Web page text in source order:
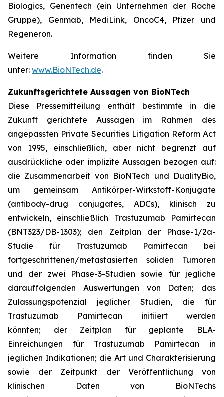
Biologics, Genentech (ein Unternehmen der Roche
Gruppe), Genmab, MediLink, OncoC4, Pfizer und
Regeneron.
Weitere Information finden Sie
unter: www.BioNTech.de.
Zukunftsgerichtete Aussagen von BioNTech
Diese Pressemitteilung enthält bestimmte in die
Zukunft gerichtete Aussagen im Rahmen des
angepassten Private Securities Litigation Reform Act
von 1995, einschließlich, aber nicht begrenzt auf
ausdrückliche oder implizite Aussagen bezogen auf:
die Zusammenarbeit von BioNTech und DualityBio,
um gemeinsam Antikörper-Wirkstoff-Konjugate
(antibody-drug conjugates, ADCs), klinisch zu
entwickeln, einschließlich Trastuzumab Pamirtecan
(BNT323/DB-1303); den Zeitplan der Phase-1/2a-
Studie für Trastuzumab Pamirtecan bei
fortgeschrittenen/metastasierten soliden Tumoren
und der zwei Phase-3-Studien sowie für jegliche
darauffolgenden Auswertungen von Daten; das
Zulassungspotenzial jeglicher Studien, die für
Trastuzumab Pamirtecan initiiert werden
könnten; der Zeitplan für geplante BLA-
Einreichungen für Trastuzumab Pamirtecan in
jeglichen Indikationen; die Art und Charakterisierung
sowie der Zeitpunkt der Veröffentlichung von
klinischen Daten von BioNTechs